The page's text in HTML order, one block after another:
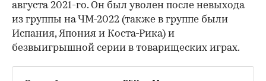
августа 2021-го. Он был уволен после невыхода
из группы на ЧМ-2022 (также в группе были
Испания, Япония и Коста-Рика) и
безвыигрышной серии в товарищеских играх.